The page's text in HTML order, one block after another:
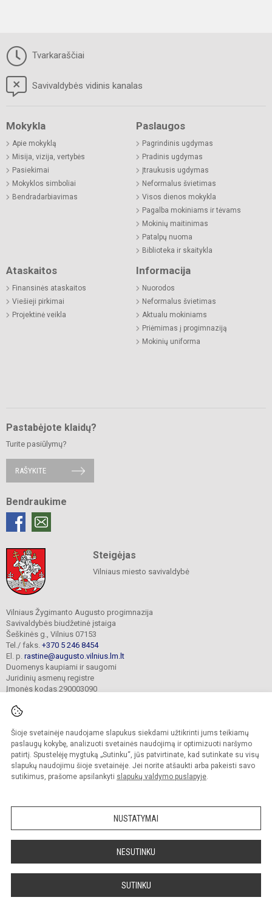
Šioje svetainėje naudojame slapukus siekdami užtikrinti jums teikiamų
paslaugų kokybę, analizuoti svetainės naudojimą ir optimizuoti naršymo
patirtį. Spustelėję mygtuką „Sutinku“, jūs patvirtinate, kad sutinkate su visų
slapukų naudojimu šioje svetainėje. Jei norite atšaukti arba pakeisti savo
sutikimus, prašome apsilankyti slapukų valdymo puslapyje.
NUSTATYMAI
NESUTINKU
SUTINKU
Tvarkaraščiai
Savivaldybės vidinis kanalas
Mokykla
Apie mokyklą
Misija, vizija, vertybės
Pasiekimai
Mokyklos simboliai
Bendradarbiavimas
Paslaugos
Pagrindinis ugdymas
Pradinis ugdymas
Įtraukusis ugdymas
Neformalus švietimas
Visos dienos mokykla
Pagalba mokiniams ir tėvams
Mokinių maitinimas
Patalpų nuoma
Biblioteka ir skaitykla
Ataskaitos
Finansinės ataskaitos
Viešieji pirkimai
Projektinė veikla
Informacija
Nuorodos
Neformalus švietimas
Aktualu mokiniams
Priėmimas į progimnaziją
Mokinių uniforma
Pastabėjote klaidų?
Turite pasiūlymų?
RAŠYKITE
Bendraukime
Steigėjas
Vilniaus miesto savivaldybė
Vilniaus Žygimanto Augusto progimnazija
Savivaldybės biudžetinė įstaiga
Šeškinės g., Vilnius 07153
Tel./ faks. +370 5 246 8454
El. p. rastine@augusto.vilnius.lm.lt
Duomenys kaupiami ir saugomi
Juridinių asmenų registre
Įmonės kodas 290003090
© 2021. Vilniaus Žygimanto Augusto progimnazija. Visos teisės saugomos.
Kopijuoti turinį be raštiško mokyklos sutikimo griežtai draudžiama.
Versija neįgaliesiems Slapukų valdymas